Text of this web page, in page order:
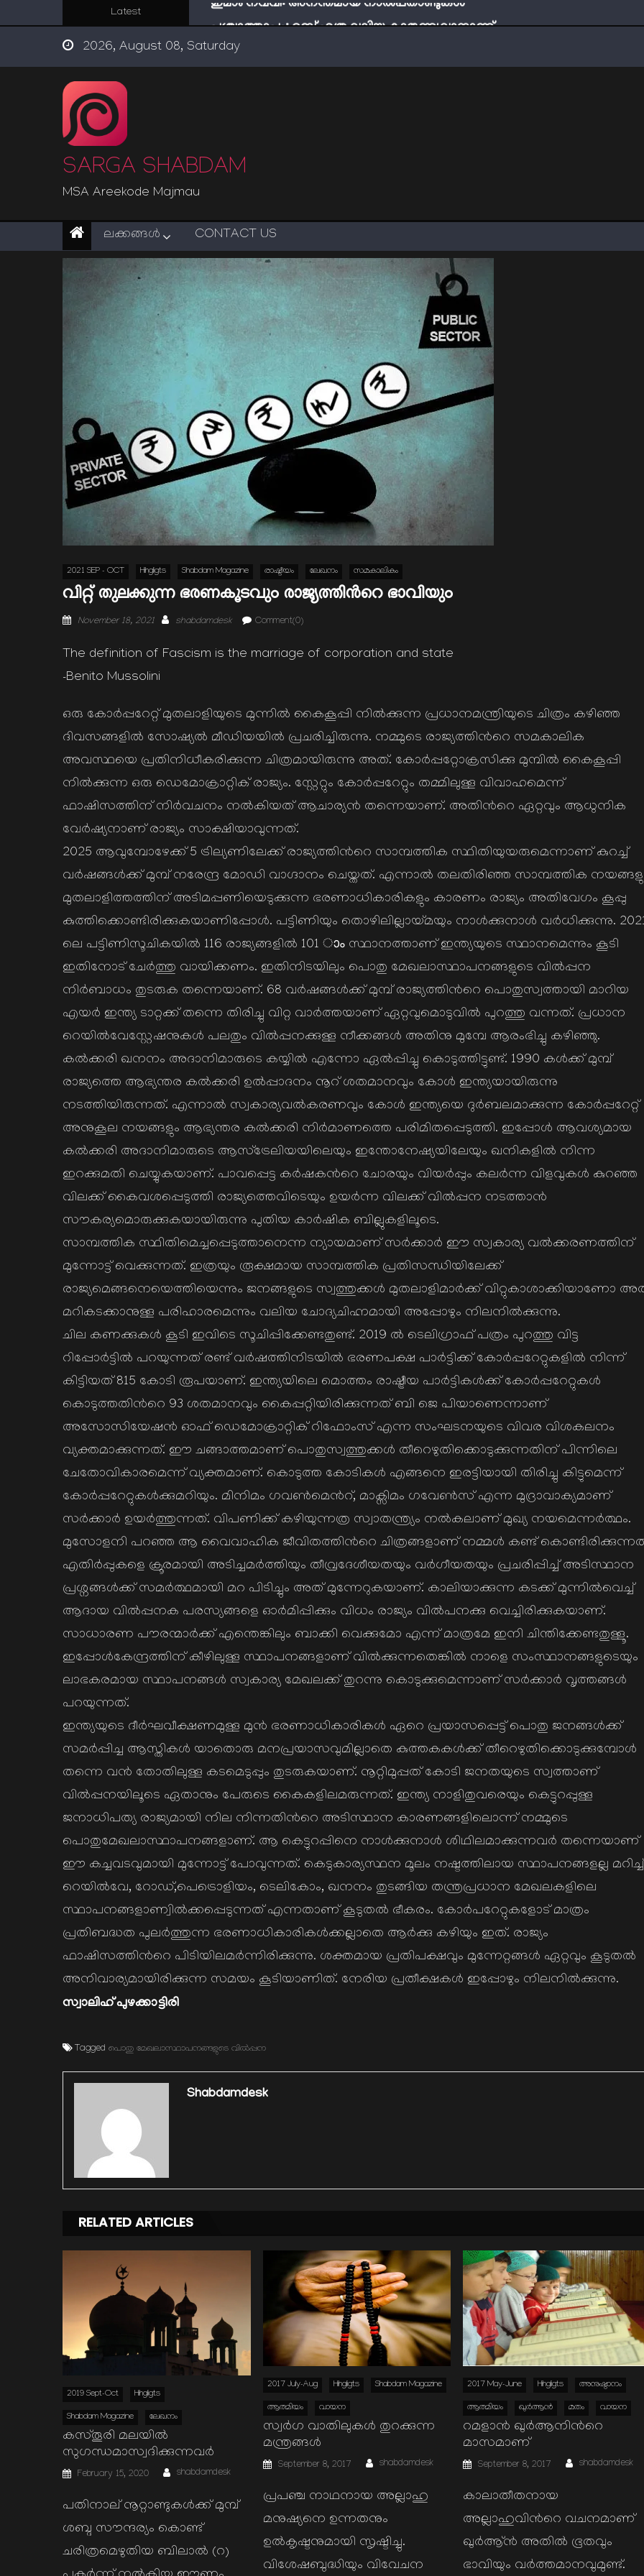
Latest
പശ്ചാത്താപം: റബ്ബ് എത്ര വലിയ കാരുണ്യവാനാണ്
ഇന്ന് നേടിയാൽ ഇരട്ടി നേടാം
“ട്രംപ് 2.0” അധികാരത്തിന്‍റെ നിഴലിലെ എപ്സ്റ്റീന്‍ രഹസ്യങ്ങള്‍
2026, August 08, Saturday
SARGA SHABDAM
MSA Areekode Majmau
ലക്കങ്ങള്‍ CONTACT US
2021 SEP - OCT Hihgligts Shabdam Magazine രാഷ്ടീയം ലേഖനം സമകാലികം
വിറ്റ് തുലക്കുന്ന ഭരണകൂടവും രാജ്യത്തിന്‍റെ ഭാവിയും
Posted
November 18, 2021 Author
shabdamdesk Comment(0)
The definition of Fascism is the marriage of corporation and state
-Benito Mussolini
ഒരു കോര്‍പ്പറേറ്റ് മുതലാളിയുടെ മുന്നില്‍ കൈകൂപ്പി നില്‍ക്കുന്ന പ്രധാനമന്ത്രിയുടെ ചിത്രം കഴിഞ്ഞ
ദിവസങ്ങളില്‍ സോഷ്യല്‍ മീഡിയയില്‍ പ്രചരിച്ചിരുന്നു. നമ്മുടെ രാജ്യത്തിന്‍റെ സമകാലിക
അവസ്ഥയെ പ്രതിനിധീകരിക്കുന്ന ചിത്രമായിരുന്നു അത്. കോര്‍പ്പറ്റോക്രസിക്കു മുമ്പില്‍ കൈകൂപ്പി
നില്‍ക്കുന്ന ഒരു ഡെമോക്രാറ്റിക് രാജ്യം. സ്റ്റേറ്റും കോര്‍പ്പറേറ്റും തമ്മിലുള്ള വിവാഹമെന്ന്
ഫാഷിസത്തിന് നിര്‍വചനം നല്‍കിയത് ആചാര്യന്‍ തന്നെയാണ്. അതിന്‍റെ ഏറ്റവും ആധുനിക
വേര്‍ഷ്യനാണ് രാജ്യം സാക്ഷിയാവുന്നത്.
2025 ആവുമ്പോഴേക്ക് 5 ട്രില്യണിലേക്ക് രാജ്യത്തിന്‍റെ സാമ്പത്തിക സ്ഥിതിയുയരുമെന്നാണ് കുറച്ച്
വര്‍ഷങ്ങള്‍ക്ക് മുമ്പ് നരേന്ദ്ര മോഡി വാഗ്ദാനം ചെയ്തത്. എന്നാല്‍ തലതിരിഞ്ഞ സാമ്പത്തിക
മുതലാളിത്തത്തിന് അടിമപ്പണിയെടുക്കുന്ന ഭരണാധികാരികളും കാരണം രാജ്യം അതിവേഗം കൂപ്പു
കുത്തിക്കൊണ്ടിരിക്കുകയാണിപ്പോള്‍. പട്ടിണിയും തൊഴിലില്ലായ്മയും നാള്‍ക്കുനാള്‍ വര്‍ധിക്കുന്നു.
ലെ പട്ടിണിസൂചികയില്‍ 116 രാജ്യങ്ങളില്‍ 101 ാം സ്ഥാനത്താണ് ഇന്ത്യയുടെ സ്ഥാനമെന്നും കൂടി
ഇതിനോട് ചേര്‍ത്തു വായിക്കണം. ഇതിനിടയിലും പൊതു മേഖലാസ്ഥാപനങ്ങളുടെ വില്‍പ്പന
നിര്‍ബാധം തുടരുക തന്നെയാണ്. 68 വര്‍ഷങ്ങള്‍ക്ക് മുമ്പ് രാജ്യത്തിന്‍റെ പൊതുസ്വത്തായി മാറിയ
എയര്‍ ഇന്ത്യ ടാറ്റക്ക് തന്നെ തിരിച്ചു വിറ്റ വാര്‍ത്തയാണ് ഏറ്റവുമൊടുവില്‍ പുറത്തു വന്നത്. പ്രധാന
റെയില്‍വേസ്റ്റേഷനുകള്‍ പലതും വില്‍പ്പനക്കുള്ള നീക്കങ്ങള്‍ അതിനു മുമ്പേ ആരംഭിച്ചു കഴിഞ്ഞു.
കല്‍ക്കരി ഖനനം അദാനിമാരുടെ കയ്യില്‍ എന്നോ ഏല്‍പ്പിച്ചു കൊടുത്തിട്ടുണ്ട്. 1990 കള്‍ക്ക് മുമ്പ്
രാജ്യത്തെ ആഭ്യന്തര കല്‍ക്കരി ഉല്‍പ്പാദനം നൂറ് ശതമാനവും കോള്‍ ഇന്ത്യയായിരുന്നു
നടത്തിയിരുന്നത്. എന്നാല്‍ സ്വകാര്യവല്‍കരണവും കോള്‍ ഇന്ത്യയെ ദുര്‍ബലമാക്കുന്ന കോര്‍പ്പറേറ്റ്
അനുകൂല നയങ്ങളും ആഭ്യന്തര കല്‍ക്കരി നിര്‍മാണത്തെ പരിമിതപ്പെടുത്തി. ഇപ്പോള്‍ ആവശ്യമായ
കല്‍ക്കരി അദാനിമാരുടെ ആസ്ട്രേലിയയിലെയും ഇന്തോനേഷ്യയിലേയും ഖനികളില്‍ നിന്ന
ഇറക്കുമതി ചെയ്യുകയാണ്. പാവപ്പെട്ട കര്‍ഷകന്‍റെ ചോരയും വിയര്‍പ്പും കലര്‍ന്ന വിളവുകള്‍ കുറഞ്ഞ
വിലക്ക് കൈവശപ്പെടുത്തി രാജ്യത്തെവിടെയും ഉയര്‍ന്ന വിലക്ക് വില്‍പ്പന നടത്താന്‍
സൗകര്യമൊരുക്കുകയായിരുന്നു പുതിയ കാര്‍ഷിക ബില്ലുകളിലൂടെ.
സാമ്പത്തിക സ്ഥിതിമെച്ചപ്പെടുത്താനെന്ന ന്യായമാണ് സര്‍ക്കാര്‍ ഈ സ്വകാര്യ വല്‍ക്കരണത്തിന്
മുന്നോട്ട് വെക്കുന്നത്. ഇത്രയും രൂക്ഷമായ സാമ്പത്തിക പ്രതിസന്ധിയിലേക്ക്
രാജ്യമെങ്ങനെയെത്തിയെന്നും ജനങ്ങളുടെ സ്വത്തുക്കള്‍ മുതലാളിമാര്‍ക്ക് വിറ്റുകാശാക്കിയാണോ
മറികടക്കാനുള്ള പരിഹാരമെന്നും വലിയ ചോദ്യചിഹ്നമായി അപ്പോഴും നിലനില്‍ക്കുന്നു.
ചില കണക്കുകള്‍ കൂടി ഇവിടെ സൂചിപ്പിക്കേണ്ടതുണ്ട്. 2019 ല്‍ ടെലിഗ്രാഫ് പത്രം പുറത്തു വിട്ട
റിപ്പോര്‍ട്ടില്‍ പറയുന്നത് രണ്ട് വര്‍ഷത്തിനിടയില്‍ ഭരണപക്ഷ പാര്‍ട്ടിക്ക് കോര്‍പ്പറേറ്റുകളില്‍ നിന്ന്
കിട്ടിയത് 815 കോടി രൂപയാണ്. ഇന്ത്യയിലെ മൊത്തം രാഷ്ട്രീയ പാര്‍ട്ടികള്‍ക്ക് കോര്‍പ്പറേറ്റുകള്‍
കൊടുത്തതിന്‍റെ 93 ശതമാനവും കൈപ്പറ്റിയിരിക്കുന്നത് ബി ജെ പിയാണെന്നാണ്
അസോസിയേഷന്‍ ഓഫ് ഡെമോക്രാറ്റിക് റിഫോംസ് എന്ന സംഘടനയുടെ വിവര വിശകലനം
വ്യക്തമാക്കുന്നത്. ഈ ചങ്ങാത്തമാണ് പൊതുസ്വത്തുക്കള്‍ തീറെഴുതിക്കൊടുക്കുന്നതിന് പിന്നിലെ
ചേതോവികാരമെന്ന് വ്യക്തമാണ്. കൊടുത്ത കോടികള്‍ എങ്ങനെ ഇരട്ടിയായി തിരിച്ചു കിട്ടുമെന്ന്
കോര്‍പ്പറേറ്റുകള്‍ക്കുമറിയും. മിനിമം ഗവണ്‍മെന്‍റ്, മാക്സിമം ഗവേണ്‍സ് എന്ന മുദ്രാവാക്യമാണ്
സര്‍ക്കാര്‍ ഉയര്‍ത്തുന്നത്. വിപണിക്ക് കഴിയുന്നത്ര സ്വാതന്ത്ര്യം നല്‍കലാണ് മുഖ്യ നയമെന്നര്‍ത്ഥം.
മുസോളനി പറഞ്ഞ ആ വൈവാഹിക ജീവിതത്തിന്‍റെ ചിത്രങ്ങളാണ് നമ്മള്‍ കണ്ട്
എതിര്‍പ്പുകളെ ക്രൂരമായി അടിച്ചമര്‍ത്തിയും തീവ്രദേശീയതയും വര്‍ഗീയതയും പ്രചരിപ്പിച്ച് അടിസ്ഥാന
പ്രശ്നങ്ങള്‍ക്ക് സമര്‍ത്ഥമായി മറ പിടിച്ചും അത് മുന്നേറുകയാണ്. കാലിയാക്കുന്ന കടക്ക് മുന്നില്‍വെച്ച്
ആദായ വില്‍പ്പനക പരസ്യങ്ങളെ ഓര്‍മിപ്പിക്കും വിധം രാജ്യം വില്‍പനക്കു വെച്ചിരിക്കുകയാണ്.
സാധാരണ പൗരന്മാര്‍ക്ക് എന്തെങ്കിലും ബാക്കി വെക്കുമോ എന്ന് മാത്രമേ ഇനി ചിന്തിക്കേണ്ടതുള്ളൂ.
ഇപ്പോള്‍കേന്ദ്രത്തിന് കീഴിലുള്ള സ്ഥാപനങ്ങളാണ് വില്‍ക്കുന്നതെങ്കില്‍ നാളെ സംസ്ഥാനങ്ങളുടെയും
ലാഭകരമായ സ്ഥാപനങ്ങള്‍ സ്വകാര്യ മേഖലക്ക് തുറന്നു കൊടുക്കുമെന്നാണ് സര്‍ക്കാര്‍ വൃത്തങ്ങള്‍
പറയുന്നത്.
ഇന്ത്യയുടെ ദീര്‍ഘവീക്ഷണമുള്ള മുന്‍ ഭരണാധികാരികള്‍ ഏറെ പ്രയാസപ്പെട്ട്‌ പൊതു ജനങ്ങള്‍ക്ക്
സമര്‍പ്പിച്ച ആസ്തികള്‍ യാതൊരു മനപ്രയാസവുമില്ലാതെ കുത്തകകള്‍ക്ക് തീറെഴുതിക്കൊടുക്കുമ്പോള്‍
തന്നെ വന്‍ തോതിലുള്ള കടമെടുപ്പും തുടരുകയാണ്. നൂറ്റിമുപ്പത് കോടി ജനതയുടെ സ്വത്താണ്
വില്‍പ്പനയിലൂടെ ഏതാനും പേരുടെ കൈകളിലമരുന്നത്. ഇന്ത്യ നാളിതുവരെയും കെട്ടുറപ്പുള്ള
ജനാധിപത്യ രാജ്യമായി നില നിന്നതിന്‍റെ അടിസ്ഥാന കാരണങ്ങളിലൊന്ന് നമ്മുടെ
പൊതുമേഖലാസ്ഥാപനങ്ങളാണ്‌. ആ കെട്ടുറപ്പിനെ നാള്‍ക്കുനാള്‍ ശിഥിലമാക്കുന്നവര്‍ തന്നെയാണ്
ഈ കച്ചവടവുമായി മുന്നോട്ട് പോവുന്നത്. കെടുകാര്യസ്ഥന മൂലം നഷ്ടത്തിലായ സ്ഥാപനങ്ങളല്ല മറിച്ച്
റെയില്‍വേ, റോഡ്,പെട്രൊളിയം, ടെലികോം, ഖനനം തുടങ്ങിയ തന്ത്രപ്രധാന മേഖലകളിലെ
സ്ഥാപനങ്ങളാണ്വില്‍ക്കപ്പെടുന്നത് എന്നതാണ് കൂടുതല്‍ ഭീകരം. കോര്‍പറേറ്റുകളോട് മാത്രം
പ്രതിബദ്ധത പുലര്‍ത്തുന്ന ഭരണാധികാരികള്‍ക്കല്ലാതെ ആര്‍ക്കു കഴിയും ഇത്. രാജ്യം
ഫാഷിസത്തിന്‍റെ പിടിയിലമര്‍ന്നിരിക്കുന്നു. ശക്തമായ പ്രതിപക്ഷവും മുന്നേറ്റങ്ങള്‍ ഏറ്റവും കൂടുതല്‍
അനിവാര്യമായിരിക്കുന്ന സമയം കൂടിയാണിത്. നേരിയ പ്രതീക്ഷകള്‍ ഇപ്പോഴും നിലനില്‍ക്കുന്നു.
സ്വാലിഹ് പുഴക്കാട്ടിരി
Tagged പൊതു മേഖലാസ്ഥാപനങ്ങളുടെ വില്‍പ്പന
Shabdamdesk
RELATED ARTICLES
2019 Sept-Oct Hihgligts
Shabdam Magazine ലേഖനം
കസ്തൂരി മലയില്‍
സുഗന്ധമാസ്വദിക്കുന്നവര്‍
Posted
on
February 15, 2020 Author
shabdamdesk
പതിനാല് നൂറ്റാണ്ടുകള്‍ക്ക് മുമ്പ്
ശബ്ദ സൗന്ദര്യം കൊണ്ട്
ചരിത്രമെഴുതിയ ബിലാല്‍ (റ)
2017 July-Aug Hihgligts Shabdam Magazine
ആത്മിയം വായന
സ്വർഗ വാതിലുകള്‍ തുറക്കുന്ന
മന്ത്രങ്ങള്‍
Posted
on
September 8, 2017 Author
shabdamdesk
പ്രപഞ്ച നാഥനായ അല്ലാഹു
മനുഷ്യനെ ഉന്നതനും
ഉല്‍കൃഷ്ടനുമായി സൃഷ്ടിച്ചു.
വിശേഷബുദ്ധിയും വിവേചന
2017 May-June Hihgligts അനുഷ്ഠാനം
ആത്മിയം ഖുര്‍ആന്‍ മതം വായന
റമളാന്‍ ഖുർആനിന്‍റെ
മാസമാണ്
Posted
on
September 8, 2017 Author
shabdamdesk
കാലാതീതനായ
അല്ലാഹുവിന്‍റെ വചനമാണ്
ഖുര്‍ആ്ന്‍ അതില്‍ ഭൂതവും
ഭാവിയും വര്‍ത്തമാനവുമുണ്ട്.